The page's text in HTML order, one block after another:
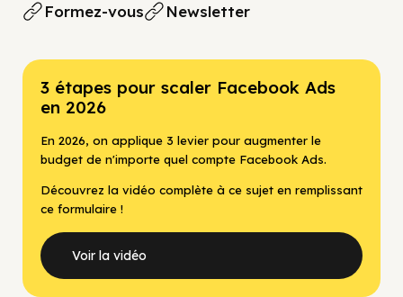
Formez-vous Newsletter
3 étapes pour scaler Facebook Ads
en 2026
En 2026, on applique 3 levier pour augmenter le
budget de n'importe quel compte Facebook Ads.
Découvrez la vidéo complète à ce sujet en remplissant
ce formulaire !
Voir la vidéo